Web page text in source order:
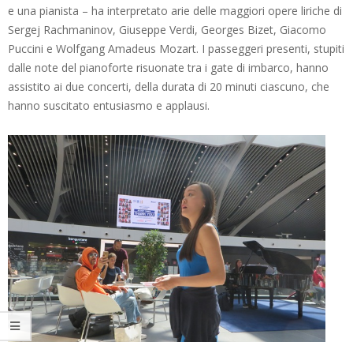
e una pianista – ha interpretato arie delle maggiori opere liriche di
Sergej Rachmaninov, Giuseppe Verdi, Georges Bizet, Giacomo
Puccini e Wolfgang Amadeus Mozart. I passeggeri presenti, stupiti
dalle note del pianoforte risuonate tra i gate di imbarco, hanno
assistito ai due concerti, della durata di 20 minuti ciascuno, che
hanno suscitato entusiasmo e applausi.